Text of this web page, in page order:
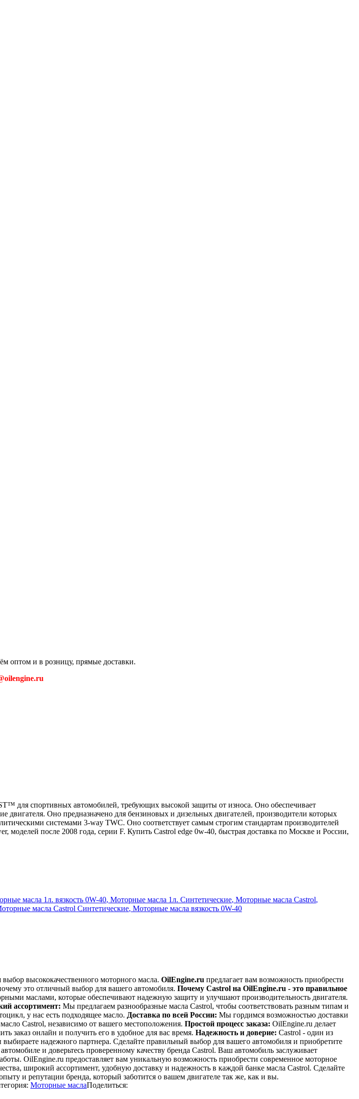
оптом и в розницу, прямые доставки.
для спортивных автомобилей, требующих высокой защиты от износа. Оно обеспечивает
двигателя. Оно предназначено для бензиновых и дизельных двигателей, производители которых
системами 3-way TWC. Оно соответствует самым строгим стандартам производителей
моделей после 2008 года, серии F. Купить Castrol edge 0w-40, быстрая доставка по Москве и России,
масла 1л. вязкость 0W-40, Моторные масла 1л. Синтетические, Моторные масла Castrol,
масла Castrol Синтетические, Моторные масла вязкость 0W-40
высококачественного моторного масла. OilEngine.ru предлагает вам возможность приобрести
это отличный выбор для вашего автомобиля. Почему Castrol на OilEngine.ru - это правильное
маслами, которые обеспечивают надежную защиту и улучшают производительность двигателя.
ассортимент: Мы предлагаем разнообразные масла Castrol, чтобы соответствовать разным типам и
у нас есть подходящее масло. Доставка по всей России: Мы гордимся возможностью доставки
Castrol, независимо от вашего местоположения. Простой процесс заказа: OilEngine.ru делает
заказ онлайн и получить его в удобное для вас время. Надежность и доверие: Castrol - один из
надежного партнера. Сделайте правильный выбор для вашего автомобиля и приобретите
и доверьтесь проверенному качеству бренда Castrol. Ваш автомобиль заслуживает
OilEngine.ru предоставляет вам уникальную возможность приобрести современное моторное
широкий ассортимент, удобную доставку и надежность в каждой банке масла Castrol. Сделайте
и репутации бренда, который заботится о вашем двигателе так же, как и вы.
Моторные маслаПоделиться: